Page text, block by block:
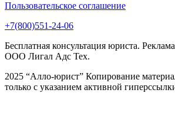
Пользовательское соглашение
+7(800)551-24-06
Бесплатная консультация юриста.
ООО Лигал Адс Тех.
2025 “Алло-юрист” Копирование
только с указанием активной